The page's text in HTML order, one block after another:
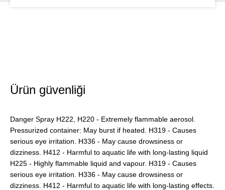
Ürün güvenliği
Danger Spray H222, H220 - Extremely flammable aerosol.
Pressurized container: May burst if heated. H319 - Causes
serious eye irritation. H336 - May cause drowsiness or
dizziness. H412 - Harmful to aquatic life with long-lasting liquid
H225 - Highly flammable liquid and vapour. H319 - Causes
serious eye irritation. H336 - May cause drowsiness or
dizziness. H412 - Harmful to aquatic life with long-lasting effects.